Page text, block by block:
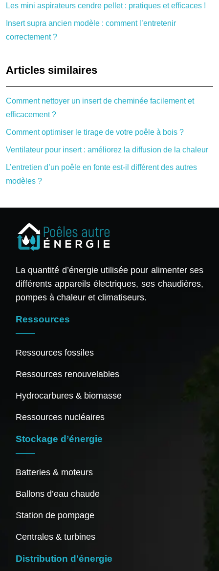
Les mini aspirateurs cendre pellet : pratiques et efficaces !
Insert supra ancien modèle : comment l’entretenir
correctement ?
Articles similaires
Comment nettoyer un insert de cheminée facilement et
efficacement ?
Comment optimiser le tirage de votre poêle à bois ?
Ventilateur pour insert : améliorez la diffusion de la chaleur
L’entretien d’un poêle en fonte est-il différent des autres
modèles ?
La quantité d’énergie utilisée pour alimenter ses
différents appareils électriques, ses chaudières,
pompes à chaleur et climatiseurs.
Ressources
Ressources fossiles
Ressources renouvelables
Hydrocarbures & biomasse
Ressources nucléaires
Stockage d’énergie
Batteries & moteurs
Ballons d’eau chaude
Station de pompage
Centrales & turbines
Distribution d’énergie